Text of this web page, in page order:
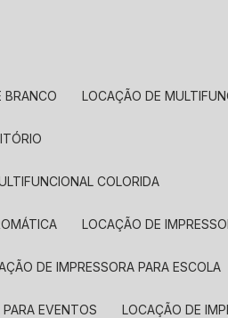
BRANCO LOCAÇÃO DE
COLORIDA
LOCAÇÃO DE
DE IMPRESSORA PARA ESCOLA
PARA EVENTOS LOCAÇÃO DE